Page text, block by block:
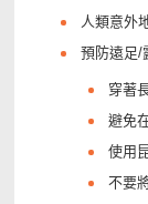
人類意外
預防遠足/
穿著
避免
使用
不要